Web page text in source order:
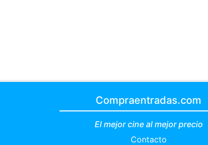
Compraentradas.com
El mejor cine al mejor precio
Contacto